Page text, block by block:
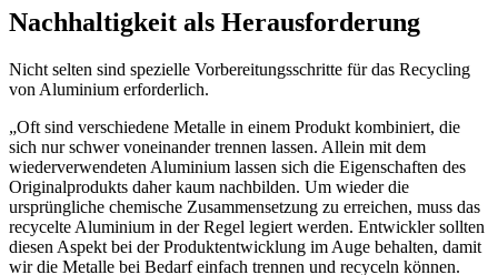
Nachhaltigkeit als Herausforderung
Nicht selten sind spezielle Vorbereitungsschritte für das Recycling
von Aluminium erforderlich.
„Oft sind verschiedene Metalle in einem Produkt kombiniert, die
sich nur schwer voneinander trennen lassen. Allein mit dem
wiederverwendeten Aluminium lassen sich die Eigenschaften des
Originalprodukts daher kaum nachbilden. Um wieder die
ursprüngliche chemische Zusammensetzung zu erreichen, muss das
recycelte Aluminium in der Regel legiert werden. Entwickler sollten
diesen Aspekt bei der Produktentwicklung im Auge behalten, damit
wir die Metalle bei Bedarf einfach trennen und recyceln können.